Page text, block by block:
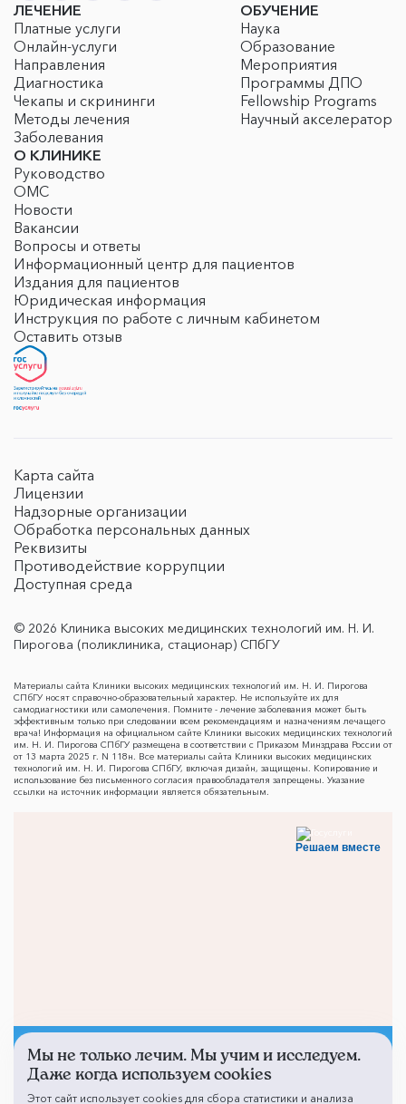
ЛЕЧЕНИЕ
Платные услуги
Онлайн-услуги
Направления
Диагностика
Чекапы и скрининги
Методы лечения
Заболевания
ОБУЧЕНИЕ
Наука
Образование
Мероприятия
Программы ДПО
Fellowship Programs
Научный акселератор
О КЛИНИКЕ
Руководство
ОМС
Новости
Вакансии
Вопросы и ответы
Информационный центр для пациентов
Издания для пациентов
Юридическая информация
Инструкция по работе с личным кабинетом
Оставить отзыв
Карта сайта
Лицензии
Надзорные организации
Обработка персональных данных
Реквизиты
Противодействие коррупции
Доступная среда
© 2026 Клиника высоких медицинских технологий им. Н. И.
Пирогова (поликлиника, стационар) СПбГУ
Материалы сайта Клиники высоких медицинских технологий им. Н. И. Пирогова
СПбГУ носят справочно-образовательный характер. Не используйте их для
самодиагностики или самолечения. Помните - лечение заболевания может быть
эффективным только при следовании всем рекомендациям и назначениям лечащего
врача! Информация на официальном сайте Клиники высоких медицинских технологий
им. Н. И. Пирогова СПбГУ размещена в соответствии с Приказом Минздрава России от
от 13 марта 2025 г. N 118н. Все материалы сайта Клиники высоких медицинских
технологий им. Н. И. Пирогова СПбГУ, включая дизайн, защищены. Копирование и
использование без письменного согласия правообладателя запрещены. Указание
ссылки на источник информации является обязательным.
Решаем вместе
Не смогли записаться к
врачу?
Мы не только лечим. Мы учим и исследуем.
Даже когда используем cookies
Этот сайт использует cookies для сбора статистики и анализа